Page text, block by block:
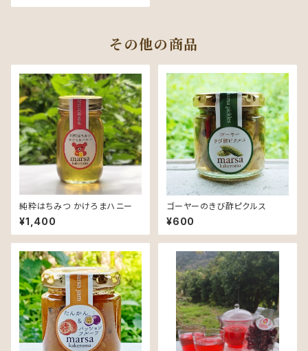
その他の商品
純粋はちみつ かけろまハニー
¥1,400
ゴーヤーのきび酢ピクルス
¥600